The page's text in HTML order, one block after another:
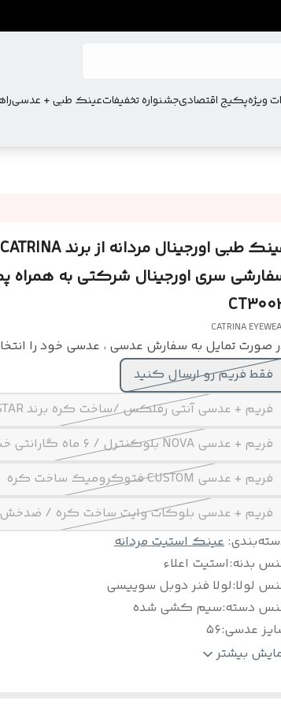
ویژهپکیج اقتصادیجشنواره تخفیفاتعینک طبی + عدسی
سری اورجینال شرکتی به
CATRINA
صورت تمایل به سفارش عدسی ، عدسی خود را
فقط فریم رو ارسال کنید
فریم + عدسی آنتی رفلکس /ساخت کره برند STAR
فریم + عدسی NOVA بلوکنترل / ۶ ماه گارانتی خش
فریم + عدسی CUSTOM فتوکرومیک ساخت کره
فریم + عدسی بلوکات وایت ساخت کره / ضدخش
: عینک استیت مردانه
بدنه:استیت اعلاء
لولا:لولا فنر دوبل سوییسی
دسته:سیم کشی شده
عدسی:۵۶
مناسب :متوسط و بزرگ بیشتر